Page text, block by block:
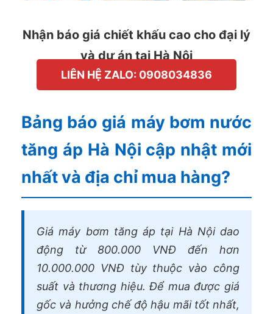
Nhận báo giá chiết khấu cao cho đại lý
và dự án tại Hà Nội
LIÊN HỆ ZALO: 0908034836
Bảng báo giá máy bơm nước
tăng áp Hà Nội cập nhật mới
nhất và địa chỉ mua hàng?
Giá máy bơm tăng áp tại Hà Nội dao
động từ 800.000 VNĐ đến hơn
10.000.000 VNĐ tùy thuộc vào công
suất và thương hiệu. Để mua được giá
gốc và hưởng chế độ hậu mãi tốt nhất,